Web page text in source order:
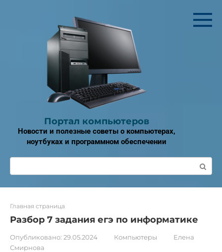
Портал компьютеров
Новости и полезные советы о компьютерах,
ноутбуках и программном обеспечении
Поиск:
Главная страница
Разбор 7 задания егэ по информатике
Опубликовано: 29.05.2024 Компьютеры
Елена
Смирнова